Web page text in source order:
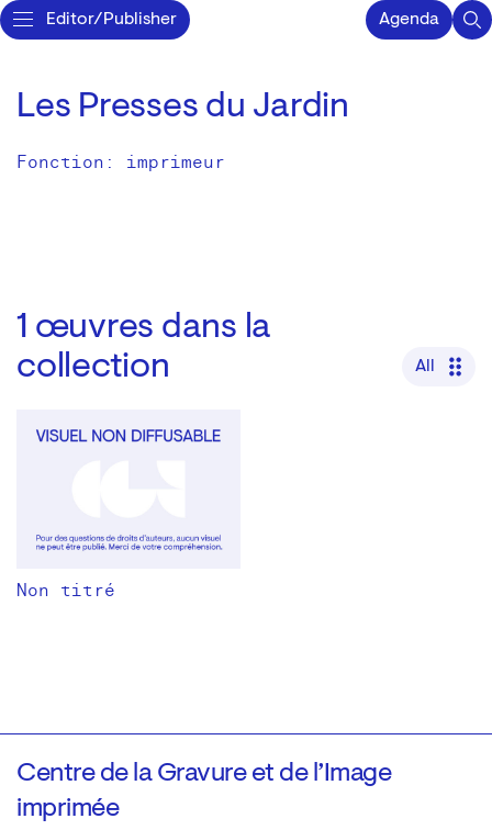
Editor/Publisher Agenda
Les Presses du Jardin
Fonction: imprimeur
1 œuvres dans la
collection
All
Non titré
Centre de la Gravure et de l’Image
imprimée